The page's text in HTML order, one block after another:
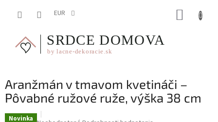
EUR
Aranžmán v tmavom kvetináči –
Pôvabné ružové ruže, výška 38 cm
Novinka